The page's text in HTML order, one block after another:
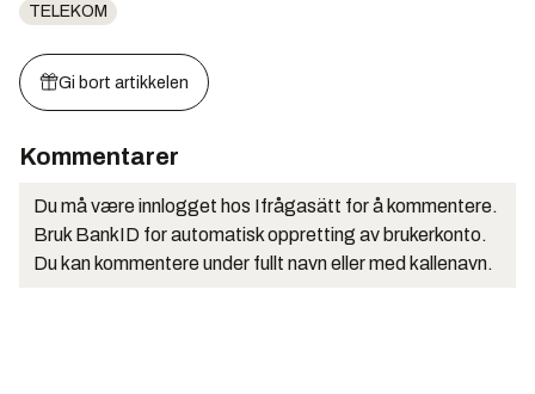
TELEKOM
Gi bort artikkelen
Kommentarer
Du må være innlogget hos Ifrågasätt for å kommentere.
Bruk BankID for automatisk oppretting av brukerkonto.
Du kan kommentere under fullt navn eller med kallenavn.